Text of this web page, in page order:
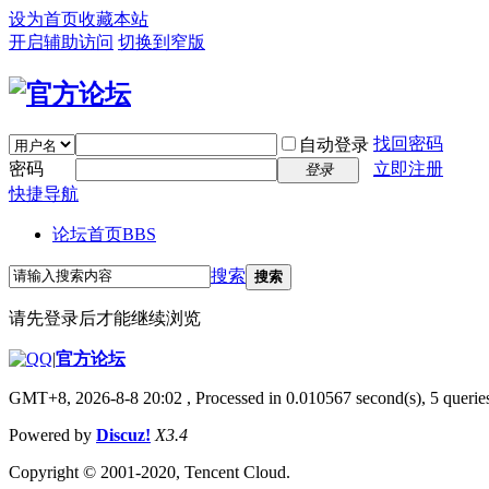
设为首页收藏本站
开启辅助访问 切换到窄版
自动登录 找回密码
密码
登录
立即注册
快捷导航
论坛首页BBS
搜索 搜索
请先登录后才能继续浏览
|官方论坛
GMT+8, 2026-8-8 20:02 , Processed in 0.010567 second(s), 5
Powered by Discuz! X3.4
Copyright © 2001-2020, Tencent Cloud.